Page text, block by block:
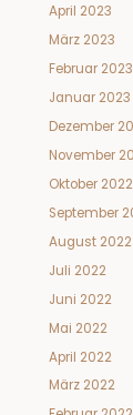
April 2023
März 2023
Februar 2023
Januar 2023
Dezember
November
Oktober 2022
September
August 2022
Juli 2022
Juni 2022
Mai 2022
April 2022
März 2022